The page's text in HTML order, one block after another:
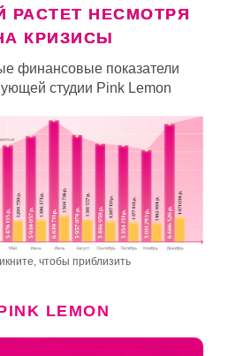
РАСТЕТ НЕСМОТРЯ
КРИЗИСЫ
финансовые показатели
студии Pink Lemon
чтобы приблизить
LEMON